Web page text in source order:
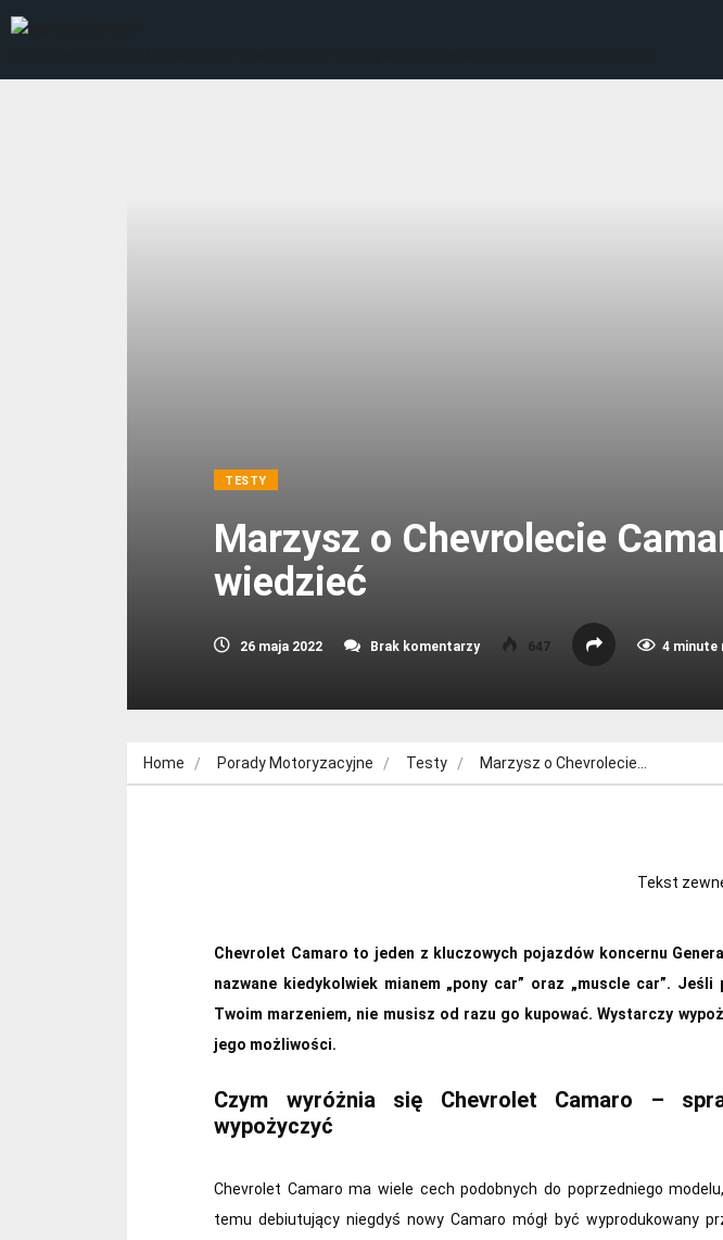
TESTY
Marzysz o Chevrolecie
wiedzieć
26 maja 2022 Brak komentarzy 647 4 minute
Home Porady Motoryzacyjne Testy Marzysz o Chevrolecie…
Tekst
Chevrolet Camaro to jeden z kluczowych pojazdów koncernu
nazwane kiedykolwiek mianem „pony car” oraz „muscle car”.
Twoim marzeniem, nie musisz od razu go kupować. Wystarczy
jego możliwości.
Czym wyróżnia się Chevrolet Camaro –
wypożyczyć
Chevrolet Camaro ma wiele cech podobnych do poprzedniego
temu debiutujący niegdyś nowy Camaro mógł być wyprodukowany